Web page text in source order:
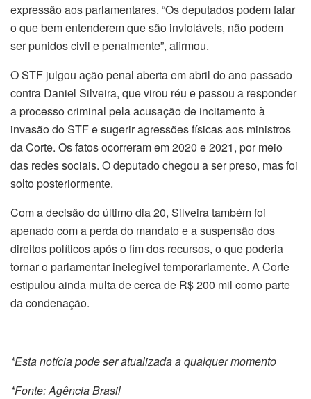
expressão aos parlamentares. “Os deputados podem falar
o que bem entenderem que são invioláveis, não podem
ser punidos civil e penalmente”, afirmou.
O STF julgou ação penal aberta em abril do ano passado
contra Daniel Silveira, que virou réu e passou a responder
a processo criminal pela acusação de incitamento à
invasão do STF e sugerir agressões físicas aos ministros
da Corte. Os fatos ocorreram em 2020 e 2021, por meio
das redes sociais. O deputado chegou a ser preso, mas foi
solto posteriormente.
Com a decisão do último dia 20, Silveira também foi
apenado com a perda do mandato e a suspensão dos
direitos políticos após o fim dos recursos, o que poderia
tornar o parlamentar inelegível temporariamente. A Corte
estipulou ainda multa de cerca de R$ 200 mil como parte
da condenação.
*Esta notícia pode ser atualizada a qualquer momento
*Fonte: Agência Brasil